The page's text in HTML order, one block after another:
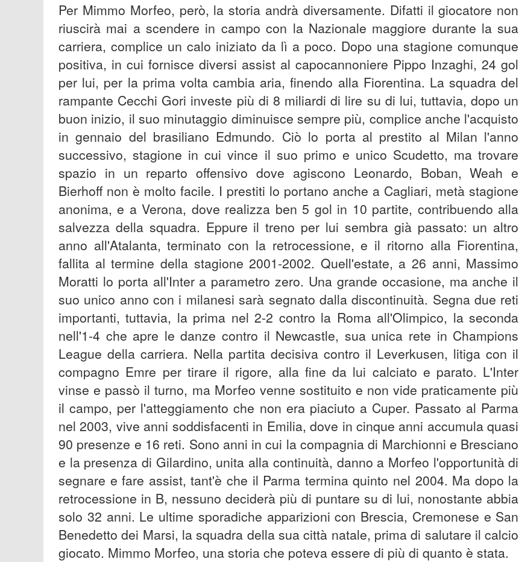
Per Mimmo Morfeo, però, la storia andrà diversamente. Difatti il giocatore non
riuscirà mai a scendere in campo con la Nazionale maggiore durante la sua
carriera, complice un calo iniziato da lì a poco. Dopo una stagione comunque
positiva, in cui fornisce diversi assist al capocannoniere Pippo Inzaghi, 24 gol
per lui, per la prima volta cambia aria, finendo alla Fiorentina. La squadra del
rampante Cecchi Gori investe più di 8 miliardi di lire su di lui, tuttavia, dopo un
buon inizio, il suo minutaggio diminuisce sempre più, complice anche l'acquisto
in gennaio del brasiliano Edmundo. Ciò lo porta al prestito al Milan l'anno
successivo, stagione in cui vince il suo primo e unico Scudetto, ma trovare
spazio in un reparto offensivo dove agiscono Leonardo, Boban, Weah e
Bierhoff non è molto facile. I prestiti lo portano anche a Cagliari, metà stagione
anonima, e a Verona, dove realizza ben 5 gol in 10 partite, contribuendo alla
salvezza della squadra. Eppure il treno per lui sembra già passato: un altro
anno all'Atalanta, terminato con la retrocessione, e il ritorno alla Fiorentina,
fallita al termine della stagione 2001-2002. Quell'estate, a 26 anni, Massimo
Moratti lo porta all'Inter a parametro zero. Una grande occasione, ma anche il
suo unico anno con i milanesi sarà segnato dalla discontinuità. Segna due reti
importanti, tuttavia, la prima nel 2-2 contro la Roma all'Olimpico, la seconda
nell'1-4 che apre le danze contro il Newcastle, sua unica rete in Champions
League della carriera. Nella partita decisiva contro il Leverkusen, litiga con il
compagno Emre per tirare il rigore, alla fine da lui calciato e parato. L'Inter
vinse e passò il turno, ma Morfeo venne sostituito e non vide praticamente più
il campo, per l'atteggiamento che non era piaciuto a Cuper. Passato al Parma
nel 2003, vive anni soddisfacenti in Emilia, dove in cinque anni accumula quasi
90 presenze e 16 reti. Sono anni in cui la compagnia di Marchionni e Bresciano
e la presenza di Gilardino, unita alla continuità, danno a Morfeo l'opportunità di
segnare e fare assist, tant'è che il Parma termina quinto nel 2004. Ma dopo la
retrocessione in B, nessuno deciderà più di puntare su di lui, nonostante abbia
solo 32 anni. Le ultime sporadiche apparizioni con Brescia, Cremonese e San
Benedetto dei Marsi, la squadra della sua città natale, prima di salutare il calcio
giocato. Mimmo Morfeo, una storia che poteva essere di più di quanto è stata.